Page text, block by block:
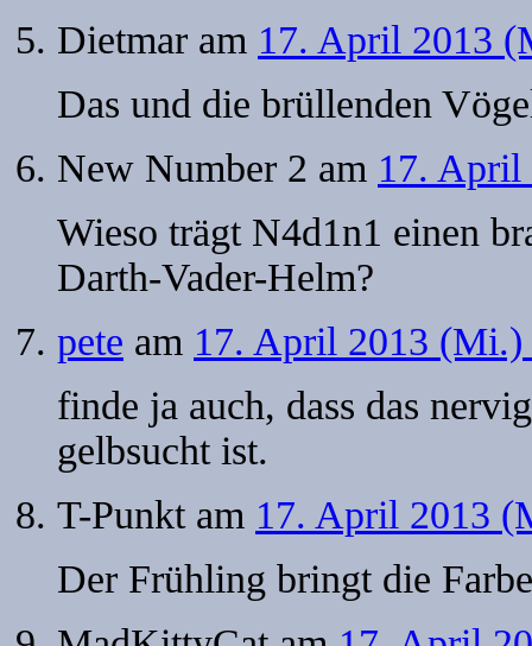
Dietmar am 17. April 2013
Das und die brüllenden
New Number 2 am 17. April
Wieso trägt N4d1n1 einen
Darth-Vader-Helm?
pete am 17. April 2013 (Mi.)
finde ja auch, dass das
gelbsucht ist.
T-Punktam 17. April 2013
Der Frühling bringt die